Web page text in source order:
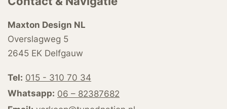
Maxton Design NL
Overslagweg 5
2645 EK Delfgauw
Tel: 015 - 310 70 34
Whatsapp: 06 – 82387682